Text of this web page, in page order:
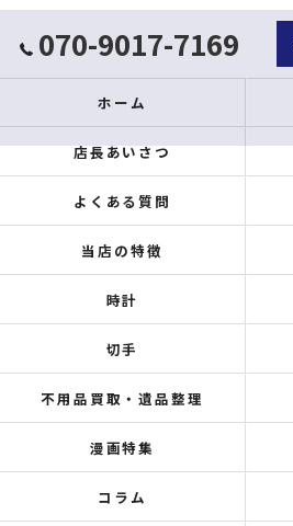
070-9017-7169
ホーム
店長あいさつ
よくある質問
当店の特徴
時計
切手
不用品買取・遺品整理
漫画特集
コラム